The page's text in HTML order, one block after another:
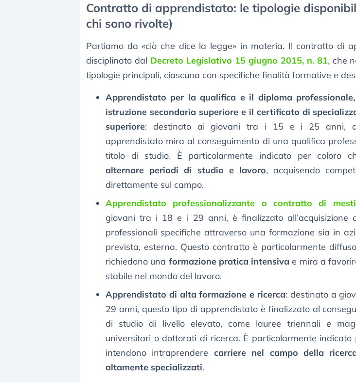
Contratto di apprendistato: le tipologie
chi sono rivolte)
Partiamo da «ciò che dice la legge» in materia. Il contratto di
disciplinato dal Decreto Legislativo 15 giugno 2015, n. 81, che
tipologie principali, ciascuna con specifiche finalità formative e
Apprendistato per la qualifica e il diploma
istruzione secondaria superiore e il certificato di
superiore: destinato ai giovani tra i 15 e i 25 anni,
apprendistato mira al conseguimento di una qualifica
titolo di studio. È particolarmente indicato per coloro
alternare periodi di studio e lavoro, acquisendo
direttamente sul campo.
Apprendistato professionalizzante o contratto di
giovani tra i 18 e i 29 anni, è finalizzato all’acquisizione
professionali specifiche attraverso una formazione sia in
prevista, esterna. Questo contratto è particolarmente
richiedono una formazione pratica intensiva e mira a
stabile nel mondo del lavoro.
Apprendistato di alta formazione e ricerca: destinato a
29 anni, questo tipo di apprendistato è finalizzato al
di studio di livello elevato, come lauree triennali e
universitari o dottorati di ricerca. È particolarmente indicato
intendono intraprendere carriere nel campo della
altamente specializzati.